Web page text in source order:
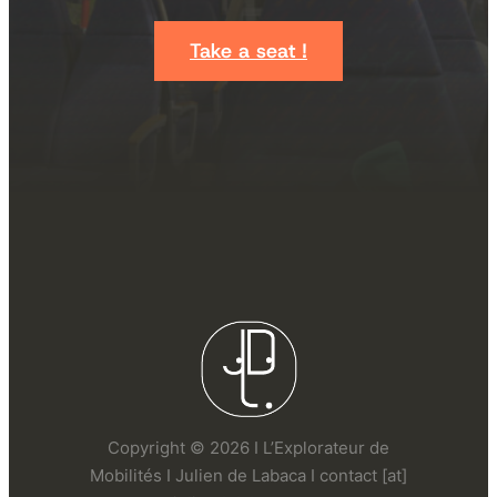
Take a seat !
Copyright © 2026 I L’Explorateur de
Mobilités I Julien de Labaca I contact [at]